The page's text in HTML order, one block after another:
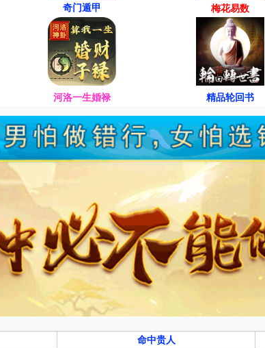
奇门遁甲 梅花易数
河洛一生婚禄 精品轮回书
命中贵人